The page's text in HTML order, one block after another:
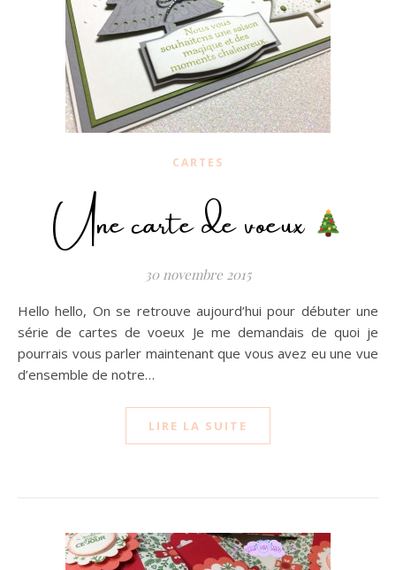
CARTES
Une carte de voeux
30 novembre 2015
Hello hello, On se retrouve aujourd’hui pour débuter une
série de cartes de voeux Je me demandais de quoi je
pourrais vous parler maintenant que vous avez eu une vue
d’ensemble de notre…
LIRE LA SUITE